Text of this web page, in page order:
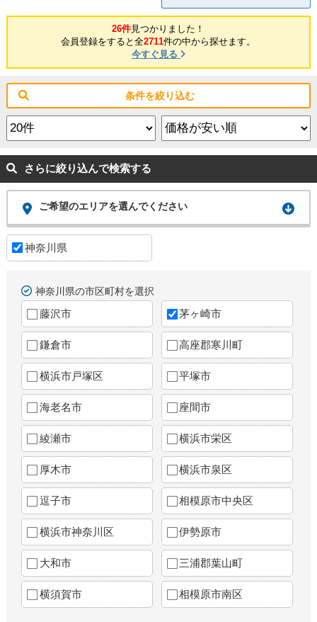
26件見つかりました！
会員登録をすると全2711件の中から探せます。
今すぐ見る
条件を絞り込む
さらに絞り込んで検索する
ご希望のエリアを選んでください
神奈川県
神奈川県の市区町村を選択
藤沢市 茅ヶ崎市
鎌倉市 高座郡寒川町
横浜市戸塚区 平塚市
海老名市 座間市
綾瀬市 横浜市栄区
厚木市 横浜市泉区
逗子市 相模原市中央区
横浜市神奈川区 伊勢原市
大和市 三浦郡葉山町
横須賀市 相模原市南区